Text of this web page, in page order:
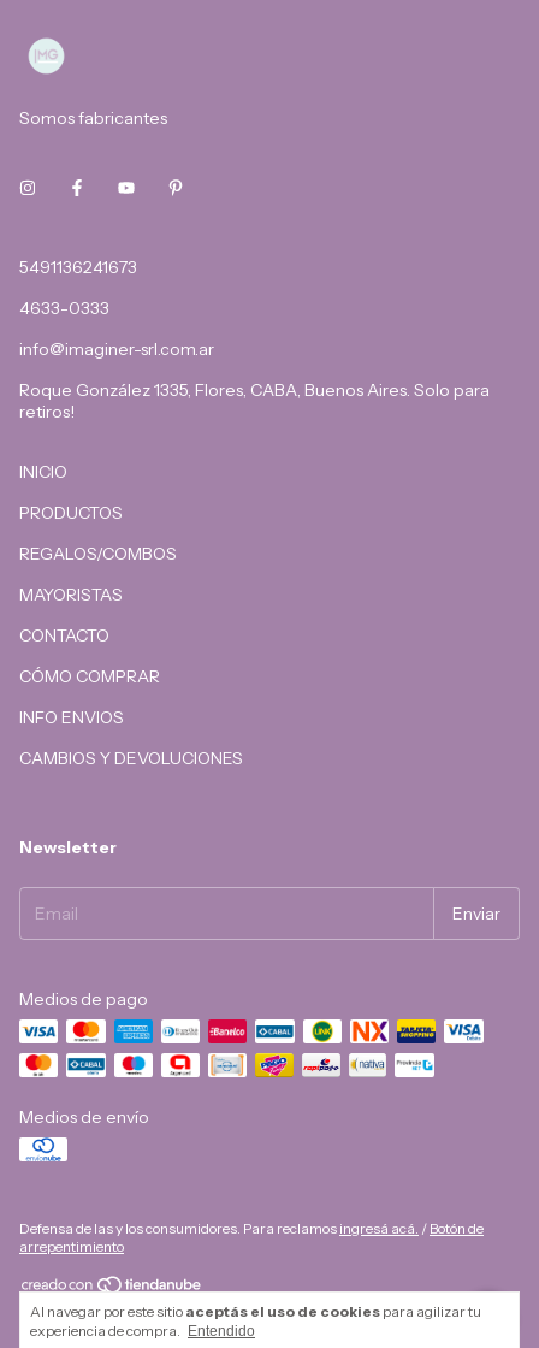
Al navegar por este sitio aceptás el uso de cookies para agilizar tu
experiencia de compra.
Entendido
Somos fabricantes
5491136241673
4633-0333
info@imaginer-srl.com.ar
Roque González 1335, Flores, CABA, Buenos Aires. Solo para
retiros!
INICIO
PRODUCTOS
REGALOS/COMBOS
MAYORISTAS
CONTACTO
CÓMO COMPRAR
INFO ENVIOS
CAMBIOS Y DEVOLUCIONES
Newsletter
Medios de pago
Medios de envío
Defensa de las y los consumidores. Para reclamos ingresá acá. / Botón de
arrepentimiento
Copyright Imaginer - 2026. Todos los derechos reservados.